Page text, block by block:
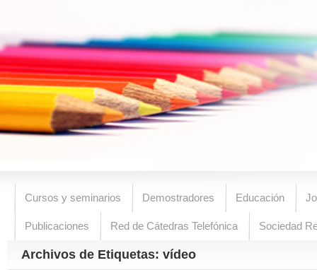
Cursos y seminarios Demostradores Educación
Publicaciones Red de Cátedras Telefónica Sociedad
Archivos de Etiquetas: vídeo